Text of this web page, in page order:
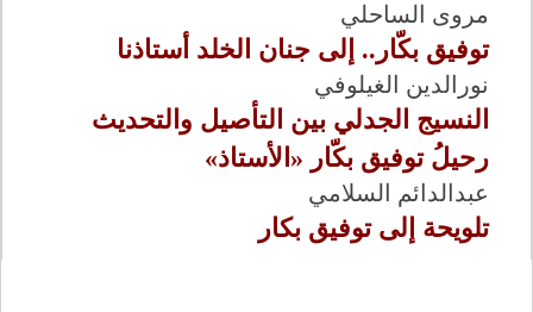
مروى الساحلي
توفيق بكّار.. إلى جنان الخلد أستاذنا
نورالدين الغيلوفي
النسيج الجدلي بين التأصيل والتحديث
رحيلُ توفيق بكّار «الأستاذ»
عبدالدائم السلامي
تلويحة إلى توفيق بكار